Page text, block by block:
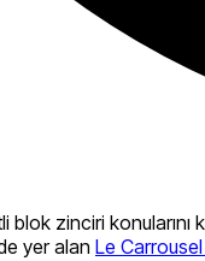
blok zinciri konularını
yer alan Le